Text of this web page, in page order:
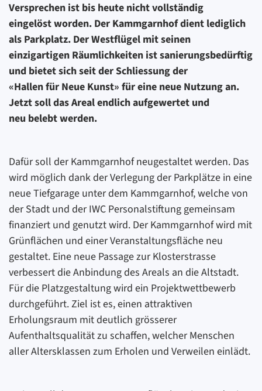
Versprechen ist bis heute nicht vollständig
eingelöst worden. Der Kammgarnhof dient lediglich
als Parkplatz. Der Westflügel mit seinen
einzigartigen Räumlichkeiten ist sanierungsbedürftig
und bietet sich seit der Schliessung der
«Hallen für Neue Kunst» für eine neue Nutzung an.
Jetzt soll das Areal endlich aufgewertet und
neu belebt werden.
Dafür soll der Kammgarnhof neugestaltet werden. Das
wird möglich dank der Verlegung der Parkplätze in eine
neue Tiefgarage unter dem Kammgarnhof, welche von
der Stadt und der IWC Personalstiftung gemeinsam
finanziert und genutzt wird. Der Kammgarnhof wird mit
Grünflächen und einer Veranstaltungsfläche neu
gestaltet. Eine neue Passage zur Klosterstrasse
verbessert die Anbindung des Areals an die Altstadt.
Für die Platzgestaltung wird ein Projektwettbewerb
durchgeführt. Ziel ist es, einen attraktiven
Erholungsraum mit deutlich grösserer
Aufenthaltsqualität zu schaffen, welcher Menschen
aller Altersklassen zum Erholen und Verweilen einlädt.